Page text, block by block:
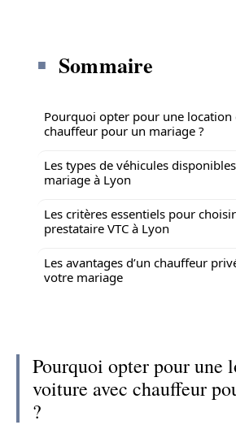
Sommaire
Pourquoi opter pour une location
chauffeur pour un mariage ?
Les types de véhicules
mariage à Lyon
Les critères essentiels pour
prestataire VTC à Lyon
Les avantages d’un chauffeur
votre mariage
Pourquoi opter pour une
voiture avec chauffeur
?